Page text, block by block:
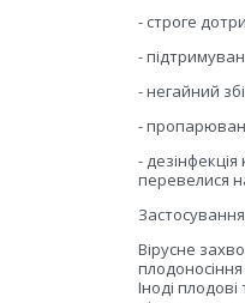
- строге
-
- негайний
-
-
перевелися
Вірусне
Іноді